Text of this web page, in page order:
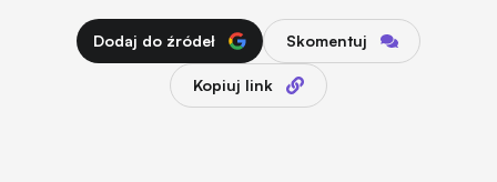
Dodaj do źródeł Skomentuj
Kopiuj link